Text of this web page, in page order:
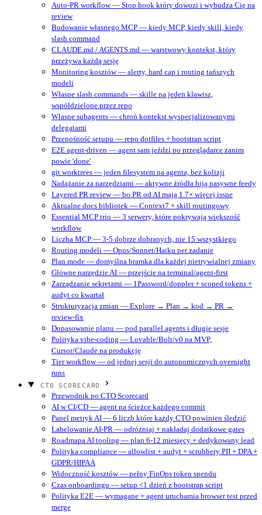
Auto-PR workflow — Stop hook który dowozi i wybudza Cię na
review
Budowanie własnego MCP — kiedy MCP, kiedy skill, kiedy
slash command
CLAUDE.md / AGENTS.md — warstwowy kontekst, który
przeżywa każdą sesję
Monitoring kosztów — alerty, hard cap i routing tańszych
modeli
Własne slash commands — skille na jeden klawisz,
współdzielone przez repo
Własne subagents — chroń kontekst wyspecjalizowanymi
delegatami
Przenośność setupu — repo dotfiles + bootstrap script
E2E agent-driven — agent sam jeździ po przeglądarce zanim
powie 'done'
git worktrees — jeden filesystem na agenta, bez kolizji
Nadążanie za narzędziami — aktywne źródła biją pasywne feedy
Layered PR review — bo PR od AI mają 1.7× więcej issue
Aktualne docs bibliotek — Context7 + skill routingowy
Essential MCP trio — 3 serwery, które pokrywają większość
workflow
Liczba MCP — 3-5 dobrze dobranych, nie 15 wszystkiego
Routing modeli — Opus/Sonnet/Haiku per zadanie
Plan mode — domyślna bramka dla każdej nietrywialnej zmiany
Główne narzędzie AI — przejście na terminal/agent‑first
Zarządzanie sekretami — 1Password/doppler + scoped tokens +
audyt co kwartał
Strukturyzacja zmian — Explore → Plan → kod → PR →
review-fix
Dopasowanie planu — pod parallel agents i długie sesje
Polityka vibe-coding — Lovable/Bolt/v0 na MVP,
Cursor/Claude na produkcję
Tier workflow — od jednej sesji do autonomicznych overnight
runs
CTO SCORECARD
Przewodnik po CTO Scorecard
AI w CI/CD — agent na ścieżce każdego commit
Panel metryk AI — 6 liczb które każdy CTO powinien śledzić
Labelowanie AI-PR — odróżniaj + nakładaj dodatkowe gates
Roadmapa AI tooling — plan 6-12 miesięcy + dedykowany lead
Polityka compliance — allowlist + audyt + scrubbery PII + DPA +
GDPR/HIPAA
Widoczność kosztów — pełny FinOps token spendu
Czas onboardingu — setup <1 dzień z bootstrap script
Polityka E2E — wymagane + agent uruchamia browser test przed
merge